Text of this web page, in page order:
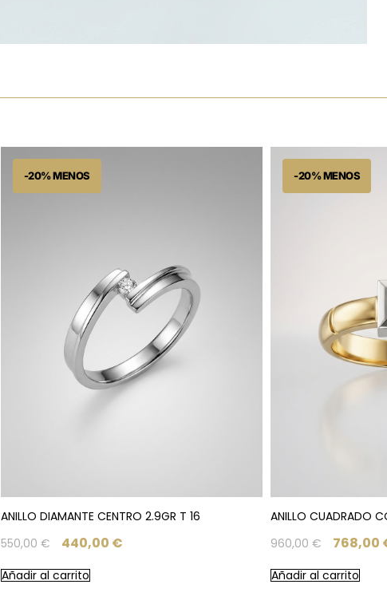
ANILLO DIAMANTE CENTRO 2.9GR T 16
550,00 € 440,00 €
Añadir al carrito
ANILLO CUADRADO
960,00 € 768,00
Añadir al carrito